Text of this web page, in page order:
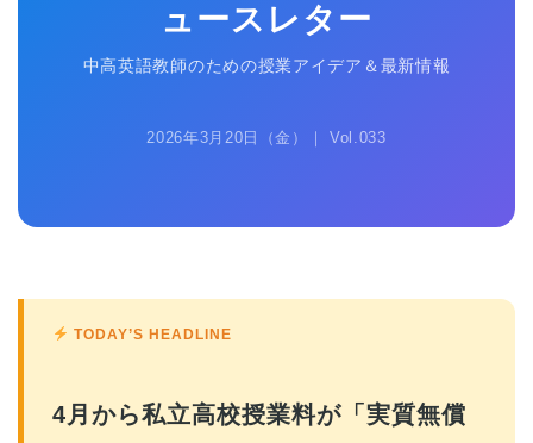
ュースレター
中高英語教師のための授業アイデア＆最新情報
2026年3月20日（金）｜ Vol.033
TODAY’S HEADLINE
4月から私立高校授業料が「実質無償